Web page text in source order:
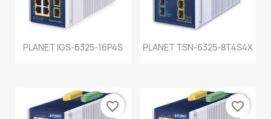
PLANET IGS-6325-16P4S PLANET TSN-6325-8T4S4X
favorite_border favorite_border